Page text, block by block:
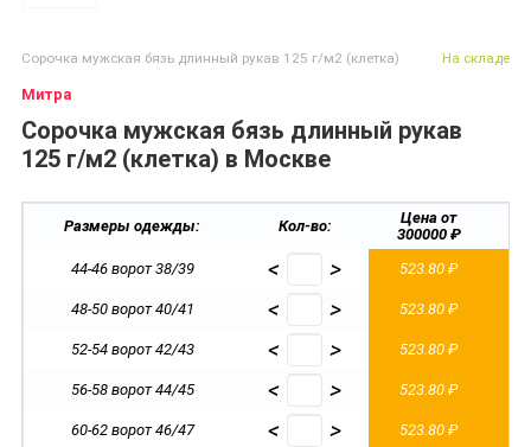
Сорочка мужская бязь длинный рукав 125 г/м2 (клетка)
Митра
Сорочка мужская бязь длинный рукав
125 г/м2 (клетка) в Москве
На складе
Размеры одежды: Кол-во:
Цена от
300000 ₽
44-46 ворот 38/39
< > 523.80 ₽
48-50 ворот 40/41 < > 523.80 ₽
52-54 ворот 42/43 < > 523.80 ₽
56-58 ворот 44/45 < > 523.80 ₽
60-62 ворот 46/47 < > 523.80 ₽